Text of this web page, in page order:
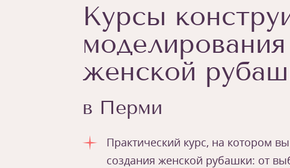
Курсы
женской
в Перми
Практический курс, на котором
создания женской рубашки: от